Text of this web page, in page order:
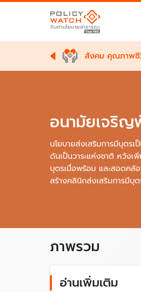
สังคม คุณภาพชี
อนามัยเจริ
นโยบายส่งเสริมการมีบุตร
ดันเป็นวาระแห่งชาติ หวังเ
บุตรเมื่อพร้อม และสอดคล้
สร้างคลินิกส่งเสริมการมีบุ
ภาพรวม
อ่านเพิ่มเติม